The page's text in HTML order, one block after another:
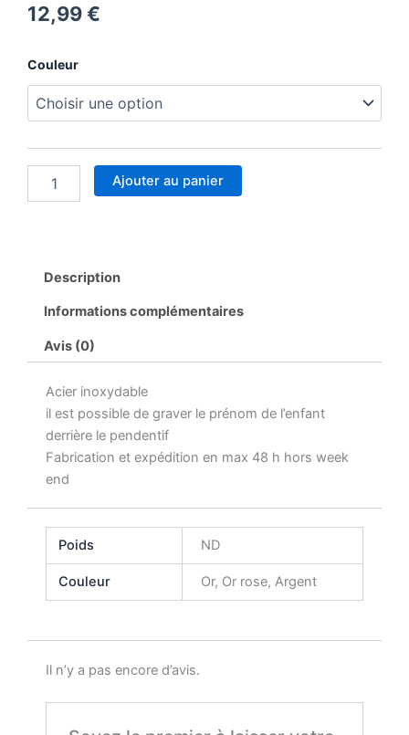
12,99€
Couleur
quantité
Bijoux
Marraine
Marraine
Ajouter au panier
Description
Informations complémentaires
Avis (0)
Acier inoxydable
il est possible de graver le prénom de l’enfant
derrière le pendentif
Fabrication et expédition en max 48 h hors week
end
Poids ND
Couleur Or, Or rose, Argent
Il n’y a pas encore d’avis.